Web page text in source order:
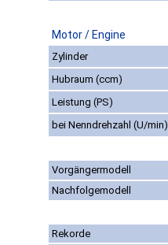
Motor / Engine
Zylinder
Hubraum (ccm)
Leistung (PS)
bei Nenndrehzahl (U/min)
Vorgängermodell
Nachfolgemodell
Rekorde